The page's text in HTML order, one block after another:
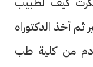
أخذ الدكتوراه
من كلية طب